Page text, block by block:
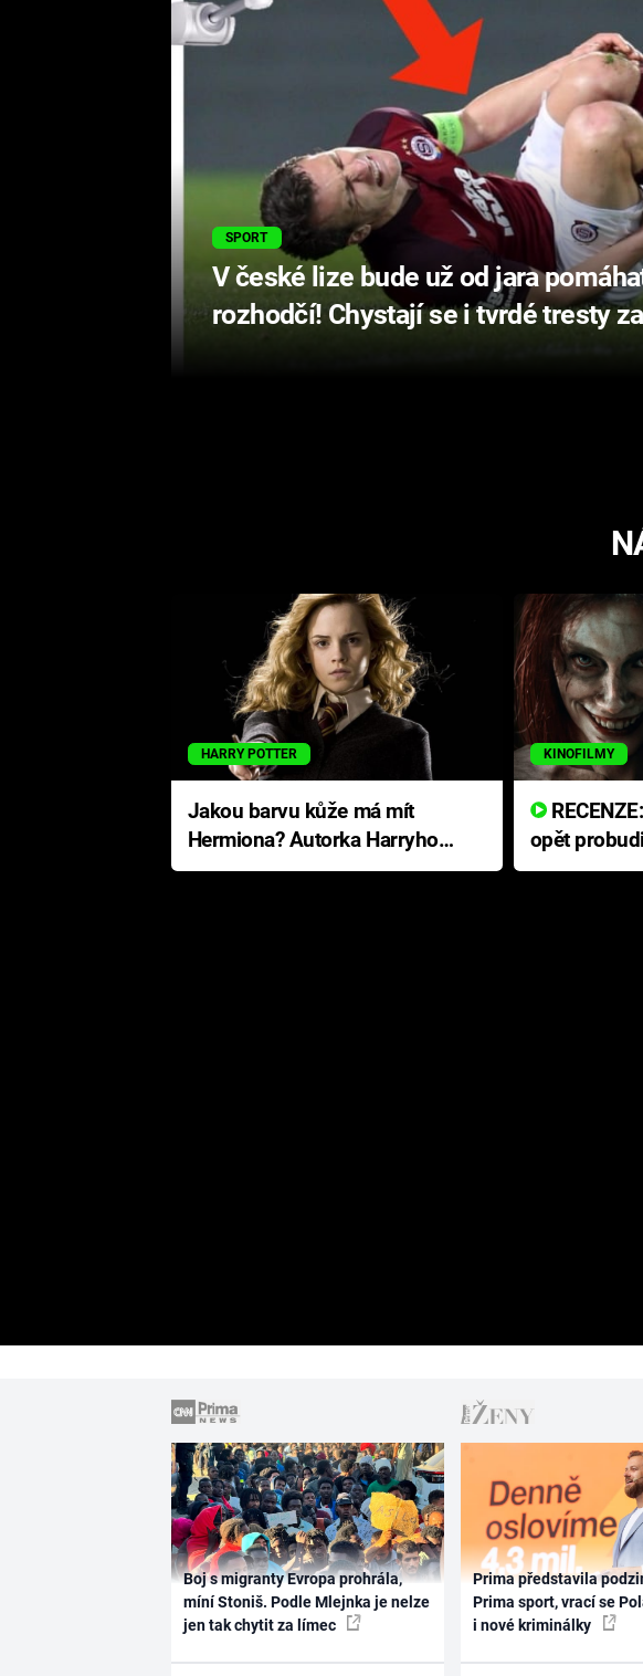
SPORT
V české lize bude už od jara
rozhodčí! Chystají se i tvrdé tresty
HARRY POTTER
Jakou barvu kůže má mít
Hermiona? Autorka Harryho
Pottera přišla s ráznou
KINOFILMY
RECENZE: Smrtelné zlo se
opět
přichází s
Boj s migranty Evropa prohrála,
míní Stoniš. Podle Mlejnka je nelze
jen tak chytit za límec
Prima představila
Prima sport, vrací se
i nové kriminálky